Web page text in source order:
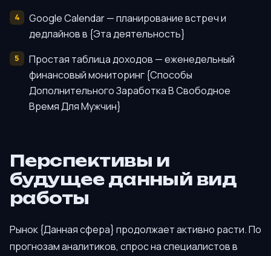
Google Calendar — планирование встреч и
дедлайнов в {Эта деятельность}
Простая таблица доходов — еженедельный
финансовый мониторинг {Способы
Дополнительного Заработка В Свободное
Время Для Мужчин}
Перспективы и
будущее данный вид
работы
Рынок {Данная сфера} продолжает активно расти. По
прогнозам аналитиков, спрос на специалистов в